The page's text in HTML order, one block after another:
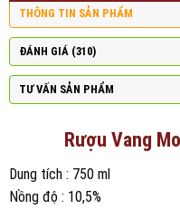
THÔNG TIN SẢN PHẨM
ĐÁNH GIÁ (310)
TƯ VẤN SẢN PHẨM
Rượu Vang
Dung tích : 750 ml
Nồng độ : 10,5%